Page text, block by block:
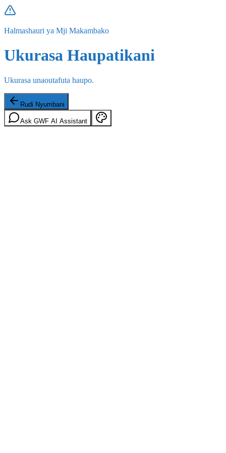
Halmashauri ya Mji Makambako
Ukurasa Haupatikani
Ukurasa unaoutafuta haupo.
Rudi Nyumbani
Ask GWF AI Assistant